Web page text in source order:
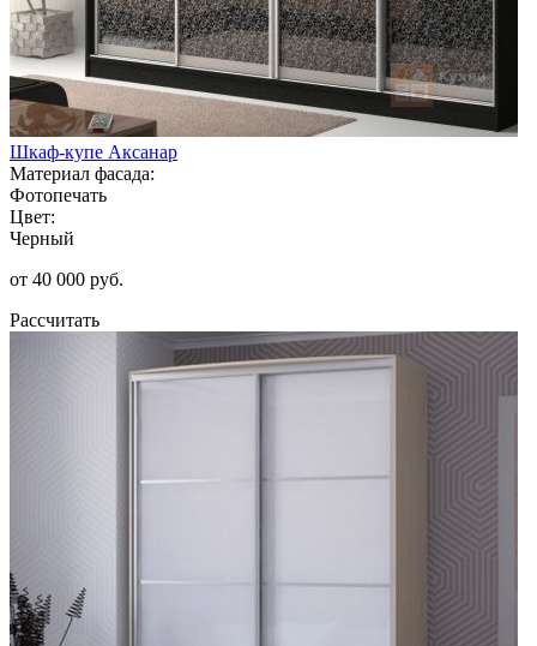
Шкаф-купе Аксанар
Материал фасада:
Фотопечать
Цвет:
Черный
от 40 000 руб.
Рассчитать